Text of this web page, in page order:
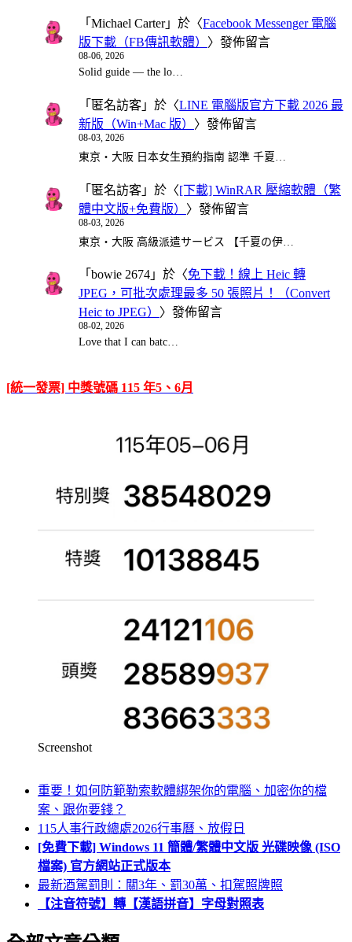
「 Michael Carter」於〈Facebook Messenger 電腦
版下載（FB傳訊軟體） 〉發佈留言
08-06, 2026
Solid guide — the lo…
「 匿名訪客 」於〈LINE 電腦版官方下載 2026 最
新版（Win+Mac 版） 〉發佈留言
08-03, 2026
東京・大阪 日本女生預約指南 認準 千夏…
「 匿名訪客 」於〈[下載] WinRAR 壓縮軟體（繁
體中文版+免費版） 〉發佈留言
08-03, 2026
東京・大阪 高級派遣サービス 【千夏の伊…
「 bowie 2674 」於〈免下載！線上 Heic 轉
JPEG，可批次處理最多 50 張照片！（Convert
Heic to JPEG） 〉發佈留言
08-02, 2026
Love that I can batc…
[統一發票] 中獎號碼 115 年5、6月
Screenshot
重要！如何防範勒索軟體綁架你的電腦、加密你的檔
案、跟你要錢？
115人事行政總處2026行事曆、放假日
[免費下載] Windows 11 簡體/繁體中文版 光碟映像 (ISO
檔案) 官方網站正式版本
最新酒駕罰則：關3年、罰30萬、扣駕照牌照
【注音符號】轉【漢語拼音】字母對照表